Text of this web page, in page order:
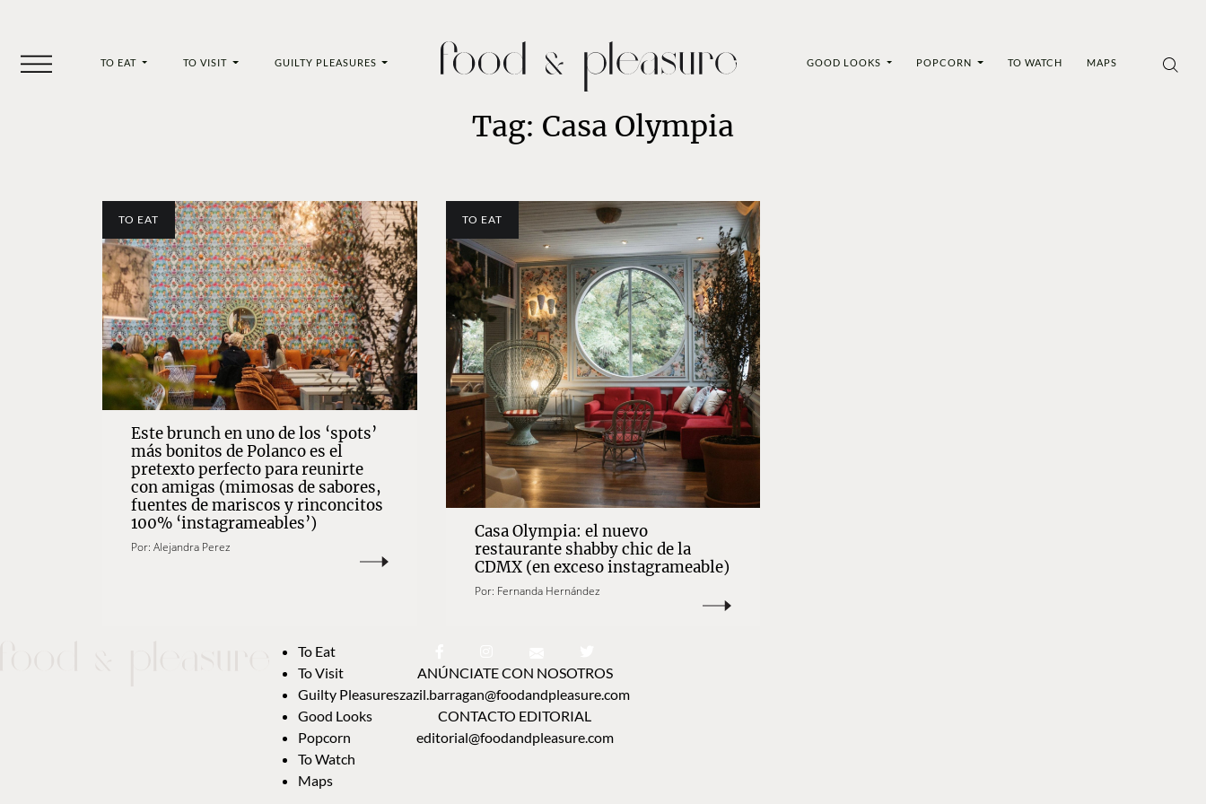
TO EAT TO VISIT GUILTY PLEASURES GOOD LOOKS POPCORN TO WATCH MAPS
Tag: Casa Olympia
TO EAT
Este brunch en uno de los ‘spots’
más bonitos de Polanco es el
pretexto perfecto para reunirte
con amigas (mimosas de sabores,
fuentes de mariscos y rinconcitos
100% ‘instagrameables’)
Por: Alejandra Perez
TO EAT
Casa Olympia: el nuevo
restaurante shabby chic de la
CDMX (en exceso instagrameable)
Por: Fernanda Hernández
To Eat
To Visit
Guilty Pleasures
Good Looks
Popcorn
To Watch
Maps
ANÚNCIATE CON NOSOTROS
zazil.barragan@foodandpleasure.com
CONTACTO EDITORIAL
editorial@foodandpleasure.com